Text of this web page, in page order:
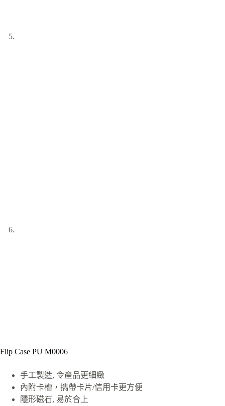
Flip Case PU M0006
手工製造, 令產品更細緻
內附卡槽，擕帶卡片/信用卡更方便
隱形磁石, 易於合上